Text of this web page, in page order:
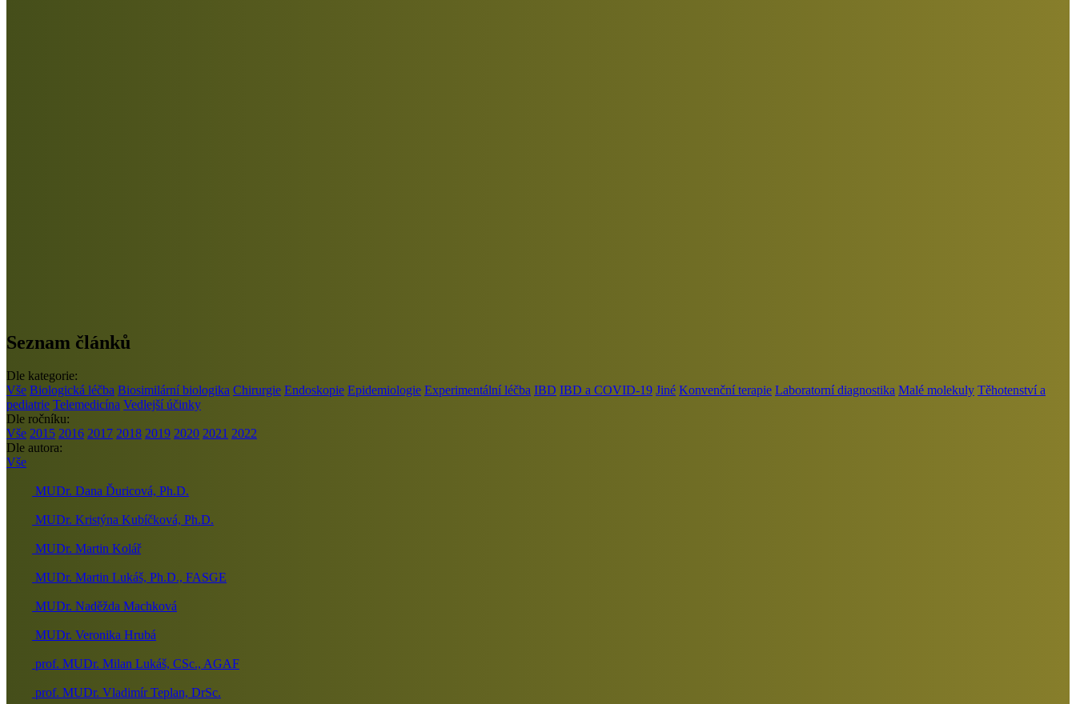
Seznam článků
Dle kategorie:
Vše Biologická léčba Biosimilární biologika Chirurgie Endoskopie Epidemiologie Experimentální léčba IBD IBD a COVID-19 Jiné Konvenční terapie Laboratorní diagnostika Malé molekuly Těhotenství a
pediatrie Telemedicína Vedlejší účinky
Dle ročníku:
Vše 2015 2016 2017 2018 2019 2020 2021 2022
Dle autora:
Vše
MUDr. Dana Ďuricová, Ph.D.
MUDr. Kristýna Kubíčková, Ph.D.
MUDr. Martin Kolář
MUDr. Martin Lukáš, Ph.D., FASGE
MUDr. Naděžda Machková
MUDr. Veronika Hrubá
prof. MUDr. Milan Lukáš, CSc., AGAF
prof. MUDr. Vladimír Teplan, DrSc.